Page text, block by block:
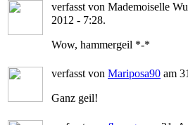
verfasst von Mademoiselle
2012 - 7:28.
Wow, hammergeil *-*
verfasst von Mariposa90 am
Ganz geil!